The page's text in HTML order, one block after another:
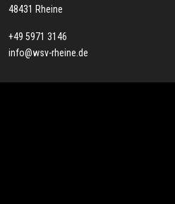
48431 Rheine
+49 5971 3146
info@wsv-rheine.de